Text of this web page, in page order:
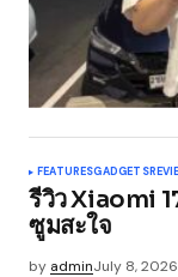
FEATURESGADGETS
รีวิว Xiaomi
ซูมสะใจ
by adminJuly 8, 2026